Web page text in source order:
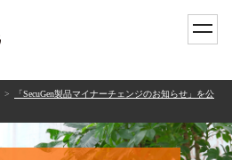
toggle
「SecuGen製品マイナーチェンジのお知らせ」を公